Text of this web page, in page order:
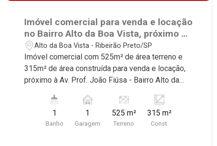
Imóvel comercial para venda e locação
no Bairro Alto da Boa Vista, próximo à
Av. Prof. João Fiúsa - Ribeirão
Preto/SP.
Alto da Boa Vista - Ribeirão Preto/SP
Imóvel comercial com 525m² de área terreno e
315m² de área construída para venda e locação,
próximo à Av. Prof. João Fiúsa - Bairro Alto da
características deste imóvel que a Martinelli
Imobiliária selecionou para você: - 525m² de área
terreno e 315m² de área construída Martinelli
1
Banho
1
Garagem
525 m²
Terreno
315 m²
Const.